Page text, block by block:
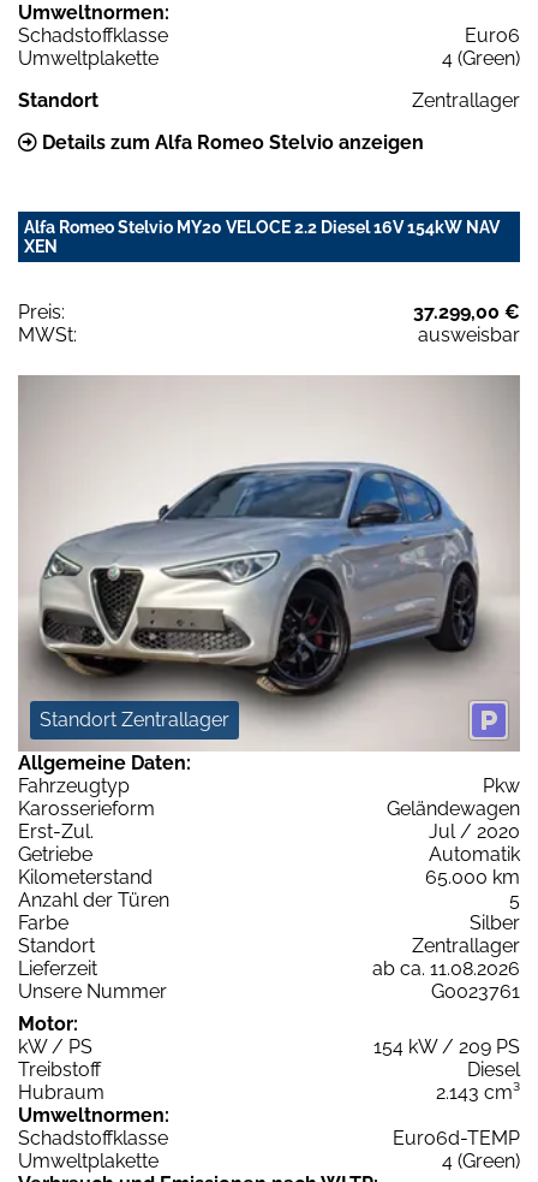
Umweltnormen:
Schadstoffklasse
Euro6
Umweltplakette
4 (Green)
Standort
Zentrallager
Details zum Alfa Romeo Stelvio anzeigen
Alfa Romeo Stelvio MY20 VELOCE 2.2 Diesel 16V 154kW NAV
XEN
Preis:
37.299,00 €
MWSt:
ausweisbar
Standort Zentrallager
Allgemeine Daten:
Fahrzeugtyp
Pkw
Karosserieform
Geländewagen
Erst-Zul.
Jul / 2020
Getriebe
Automatik
Kilometerstand
65.000 km
Anzahl der Türen
5
Farbe
Silber
Standort
Zentrallager
Lieferzeit
ab ca. 11.08.2026
Unsere Nummer
G0023761
Motor:
kW / PS
154 kW / 209 PS
Treibstoff
Diesel
Hubraum
2.143 cm³
Umweltnormen:
Schadstoffklasse
Euro6d-TEMP
Umweltplakette
4 (Green)